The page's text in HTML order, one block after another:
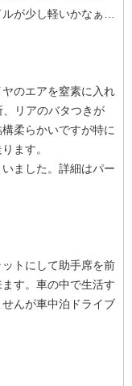
が少し軽いかなぁ…
のエアを窒素に入れ
リアのバタつきが
柔らかいですが特に
ます。
ました。詳細はパー
トにして助手席を前
す。車の中で生活す
んが車中泊ドライブ